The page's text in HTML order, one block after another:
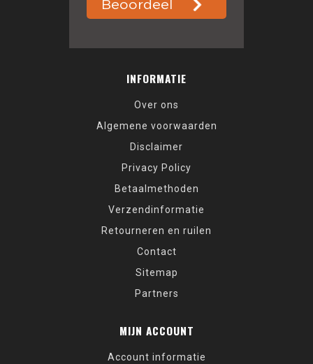
INFORMATIE
Over ons
Algemene voorwaarden
Disclaimer
Privacy Policy
Betaalmethoden
Verzendinformatie
Retourneren en ruilen
Contact
Sitemap
Partners
MIJN ACCOUNT
Account informatie